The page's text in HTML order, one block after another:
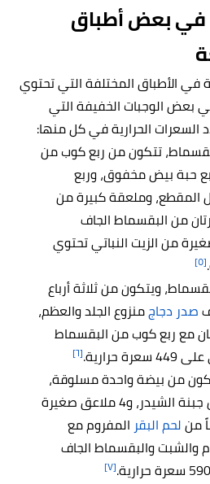
في بعض أطباق
في الأطباق المختلفة التي تحتوي
بعض الوجبات الخفيفة التي
الحرارية في كل منها:
تتكون من ربع كوب من
حبة بيض مخفوق، وربع
المقطع، وملعقة كبيرة من
من البقسماط الجاف
من الزيت النباتي تحتوي
[٥]
ويتكون من ثلاثة أرباع
صدر دجاجمنزوع الجلد والعظم،
مع ربع كوب من البقسماط
[٦]
من بيضة واحدة مسلوقة،
وملعقتان صغيرتين من جبنة الشيدر، و4 ملاعق صغيرة
لحم البقر المفروم مع
والشبت والبقسماط الجاف
[٧]